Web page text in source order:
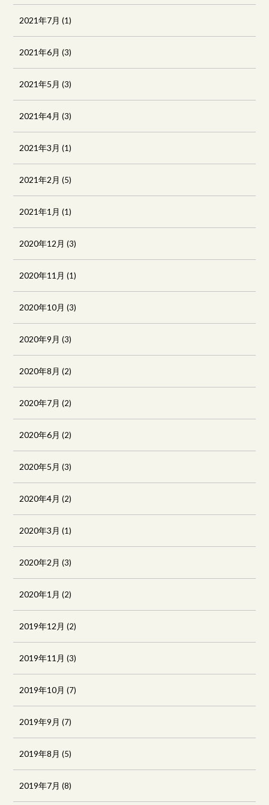
2021年7月 (1)
2021年6月 (3)
2021年5月 (3)
2021年4月 (3)
2021年3月 (1)
2021年2月 (5)
2021年1月 (1)
2020年12月 (3)
2020年11月 (1)
2020年10月 (3)
2020年9月 (3)
2020年8月 (2)
2020年7月 (2)
2020年6月 (2)
2020年5月 (3)
2020年4月 (2)
2020年3月 (1)
2020年2月 (3)
2020年1月 (2)
2019年12月 (2)
2019年11月 (3)
2019年10月 (7)
2019年9月 (7)
2019年8月 (5)
2019年7月 (8)